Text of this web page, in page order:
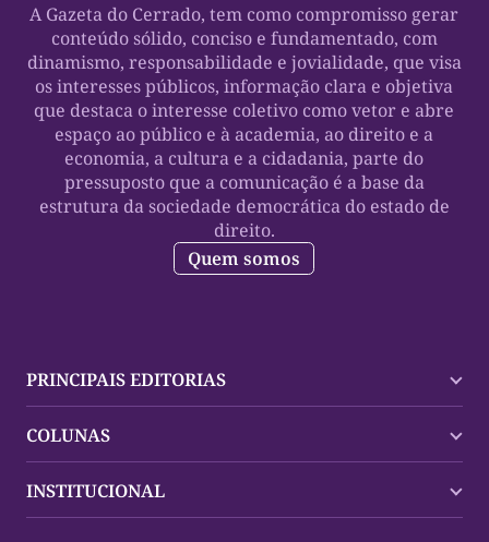
A Gazeta do Cerrado, tem como compromisso gerar
conteúdo sólido, conciso e fundamentado, com
dinamismo, responsabilidade e jovialidade, que visa
os interesses públicos, informação clara e objetiva
que destaca o interesse coletivo como vetor e abre
espaço ao público e à academia, ao direito e a
economia, a cultura e a cidadania, parte do
pressuposto que a comunicação é a base da
estrutura da sociedade democrática do estado de
direito.
Quem somos
PRINCIPAIS EDITORIAS
Palmas
Mundo
COLUNAS
Policial
INSTITUCIONAL